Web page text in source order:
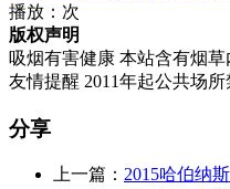
播放： 次
版权声明
吸烟有害健康 本站含有烟
友情提醒 2011年起公共场
分享
上一篇： 2015哈伯纳